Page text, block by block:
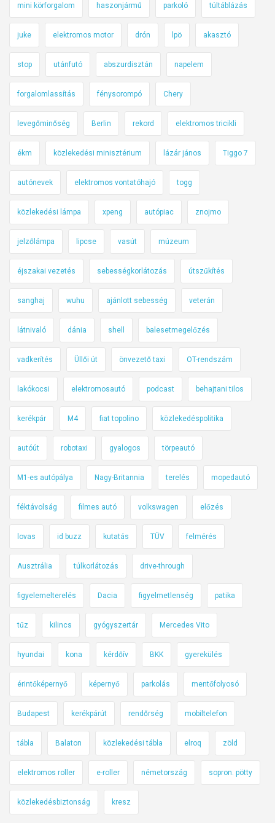
mini körforgalom haszonjármű parkoló túltáblázás
juke elektromos motor drón lpö akasztó
stop utánfutó abszurdisztán napelem
forgalomlassítás fénysorompó Chery
levegőminőség Berlin rekord elektromos tricikli
ékm közlekedési minisztérium lázár jános Tiggo 7
autónevek elektromos vontatóhajó togg
közlekedési lámpa xpeng autópiac znojmo
jelzőlámpa lipcse vasút múzeum
éjszakai vezetés sebességkorlátozás útszűkítés
sanghaj wuhu ajánlott sebesség veterán
látnivaló dánia shell balesetmegelőzés
vadkerítés Üllői út önvezető taxi OT-rendszám
lakókocsi elektromosautó podcast behajtani tilos
kerékpár M4 fiat topolino közlekedéspolitika
autóút robotaxi gyalogos törpeautó
M1-es autópálya Nagy-Britannia terelés mopedautó
féktávolság filmes autó volkswagen előzés
lovas id buzz kutatás TÜV felmérés
Ausztrália túlkorlátozás drive-through
figyelemelterelés Dacia figyelmetlenség patika
tűz kilincs gyógyszertár Mercedes Vito
hyundai kona kérdőív BKK gyerekülés
érintőképernyő képernyő parkolás mentőfolyosó
Budapest kerékpárút rendőrség mobiltelefon
tábla Balaton közlekedési tábla elroq zöld
elektromos roller e-roller németország sopron. pötty
közlekedésbiztonság kresz